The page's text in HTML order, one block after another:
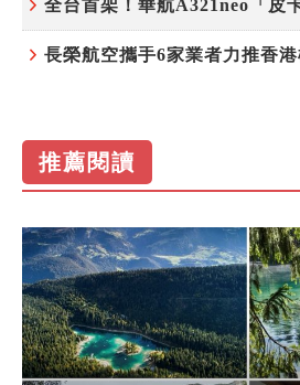
全台首架！華航A321neo「皮
長榮航空攜手6家業者力推香
推薦閱讀